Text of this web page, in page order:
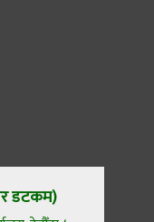
डटकम)